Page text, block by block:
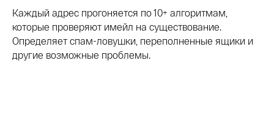
Каждый адрес прогоняется по 10+ алгоритмам,
которые проверяют имейл на существование.
Определяет спам-ловушки, переполненные ящики и
другие возможные проблемы.